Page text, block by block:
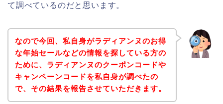
て調べているのだと思います。
なので今回、私自身がラディアンヌのお得
な年始セールなどの情報を探している方の
ために、ラディアンヌのクーポンコードや
キャンペーンコードを私自身が調べたの
で、その結果を報告させていただきます。